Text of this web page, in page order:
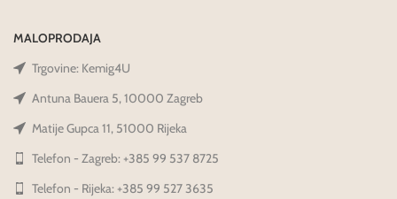
MALOPRODAJA
Trgovine: Kemig4U
Antuna Bauera 5, 10000 Zagreb
Matije Gupca 11, 51000 Rijeka
Telefon - Zagreb: +385 99 537 8725
Telefon - Rijeka: +385 99 527 3635